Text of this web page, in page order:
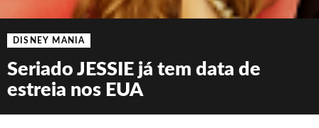
DISNEY MANIA
Seriado JESSIE já tem data de
estreia nos EUA